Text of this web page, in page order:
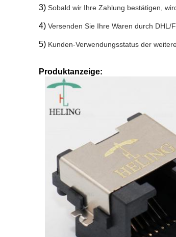
3) Sobald wir Ihre Zahlung bestätigen,
4) Versenden Sie Ihre Waren durch DHL/
5) Kunden-Verwendungsstatus der
Produktanzeige: